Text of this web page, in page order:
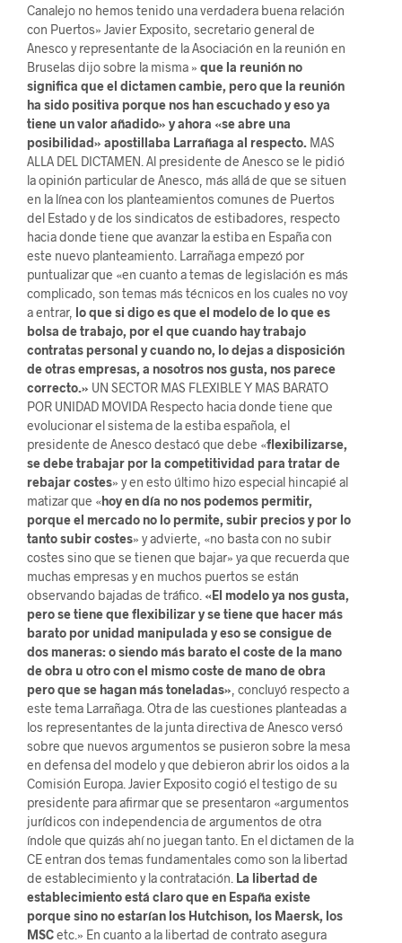
Canalejo no hemos tenido una verdadera buena relación
con Puertos» Javier Exposito, secretario general de
Anesco y representante de la Asociación en la reunión en
Bruselas dijo sobre la misma » que la reunión no
significa que el dictamen cambie, pero que la reunión
ha sido positiva porque nos han escuchado y eso ya
tiene un valor añadido» y ahora «se abre una
posibilidad» apostillaba Larrañaga al respecto. MAS
ALLA DEL DICTAMEN. Al presidente de Anesco se le pidió
la opinión particular de Anesco, más allá de que se situen
en la línea con los planteamientos comunes de Puertos
del Estado y de los sindicatos de estibadores, respecto
hacia donde tiene que avanzar la estiba en España con
este nuevo planteamiento. Larrañaga empezó por
puntualizar que «en cuanto a temas de legislación es más
complicado, son temas más técnicos en los cuales no voy
a entrar, lo que si digo es que el modelo de lo que es
bolsa de trabajo, por el que cuando hay trabajo
contratas personal y cuando no, lo dejas a disposición
de otras empresas, a nosotros nos gusta, nos parece
correcto.» UN SECTOR MAS FLEXIBLE Y MAS BARATO
POR UNIDAD MOVIDA Respecto hacia donde tiene que
evolucionar el sistema de la estiba española, el
presidente de Anesco destacó que debe «flexibilizarse,
se debe trabajar por la competitividad para tratar de
rebajar costes» y en esto último hizo especial hincapié al
matizar que «hoy en día no nos podemos permitir,
porque el mercado no lo permite, subir precios y por lo
tanto subir costes» y advierte, «no basta con no subir
costes sino que se tienen que bajar» ya que recuerda que
muchas empresas y en muchos puertos se están
observando bajadas de tráfico. «El modelo ya nos gusta,
pero se tiene que flexibilizar y se tiene que hacer más
barato por unidad manipulada y eso se consigue de
dos maneras: o siendo más barato el coste de la mano
de obra u otro con el mismo coste de mano de obra
pero que se hagan más toneladas» , concluyó respecto a
este tema Larrañaga. Otra de las cuestiones planteadas a
los representantes de la junta directiva de Anesco versó
sobre que nuevos argumentos se pusieron sobre la mesa
en defensa del modelo y que debieron abrir los oidos a la
Comisión Europa. Javier Exposito cogió el testigo de su
presidente para afirmar que se presentaron «argumentos
jurídicos con independencia de argumentos de otra
índole que quizás ahí no juegan tanto. En el dictamen de la
CE entran dos temas fundamentales como son la libertad
de establecimiento y la contratación. La libertad de
establecimiento está claro que en España existe
porque sino no estarían los Hutchison, los Maersk, los
MSCetc.» En cuanto a la libertad de contrato asegura